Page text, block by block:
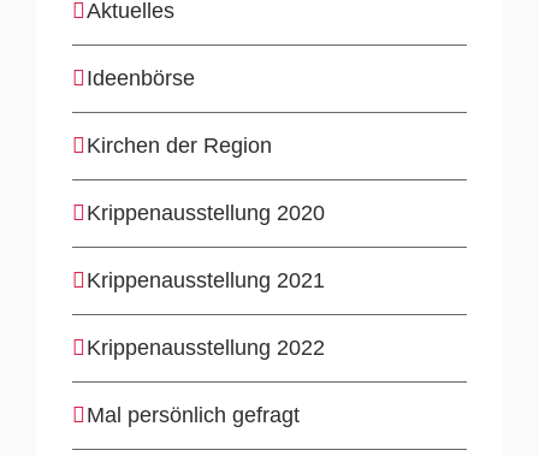
Aktuelles
Ideenbörse
Kirchen der Region
Krippenausstellung 2020
Krippenausstellung 2021
Krippenausstellung 2022
Mal persönlich gefragt